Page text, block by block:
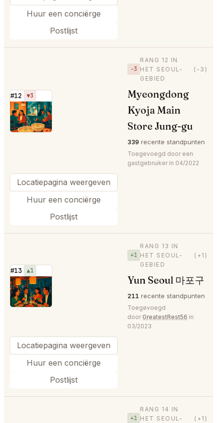
Huur een conciërge
Postlijst
#12 ▼3
⭐
−3
RANG 12 IN
HET SEOUL-
GEBIED
(-3)
Myeongdong
Kyoja Main
Store Jung-gu
339 recente standpunten
Toegevoegd door een
gastgebruiker in 04/2022
Locatiepagina weergeven
Huur een conciërge
Postlijst
#13 ▲1
⭐
+1
RANG 13 IN
HET SEOUL-
GEBIED
(+1)
Yun Seoul 마포구
211 recente standpunten
Toegevoegd
door GreatestRest56 in
03/2023
Locatiepagina weergeven
Huur een conciërge
Postlijst
+1
RANG 14 IN
HET SEOUL-
(+1)